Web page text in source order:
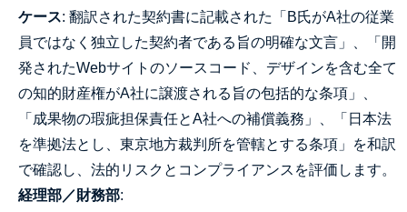
ケース: 翻訳された契約書に記載された「B氏がA社の従業
員ではなく独立した契約者である旨の明確な文言」、「開
発されたWebサイトのソースコード、デザインを含む全て
の知的財産権がA社に譲渡される旨の包括的な条項」、
「成果物の瑕疵担保責任とA社への補償義務」、「日本法
を準拠法とし、東京地方裁判所を管轄とする条項」を和訳
で確認し、法的リスクとコンプライアンスを評価します。
経理部／財務部: